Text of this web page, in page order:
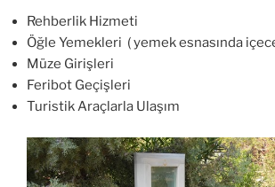
Rehberlik Hizmeti
Öğle Yemekleri ( yemek esnasında
Müze Girişleri
Feribot Geçişleri
Turistik Araçlarla Ulaşım